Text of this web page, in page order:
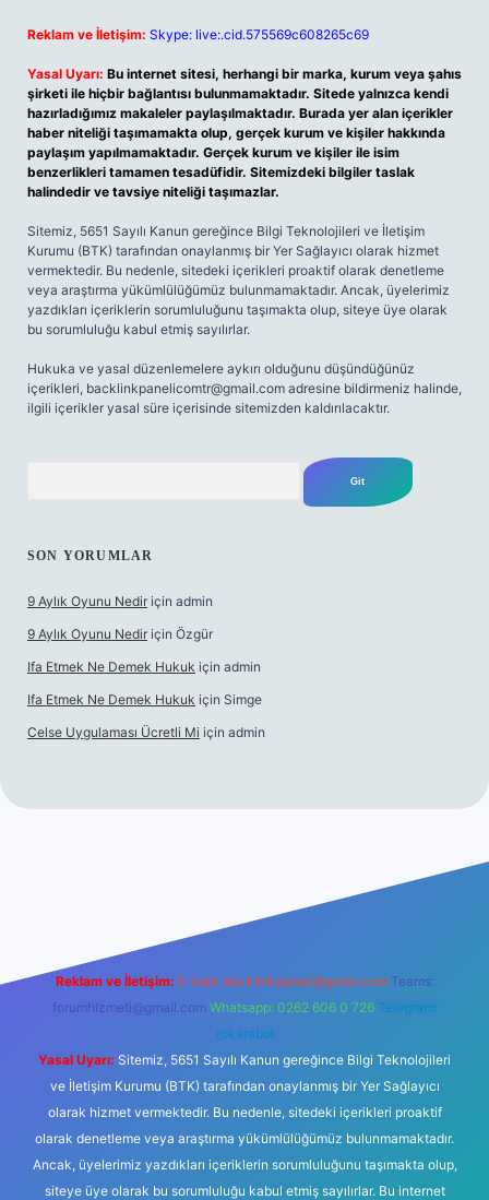
Reklam ve İletişim: Skype: live:.cid.575569c608265c69
Yasal Uyarı: Bu internet sitesi, herhangi bir marka, kurum veya şahıs
şirketi ile hiçbir bağlantısı bulunmamaktadır. Sitede yalnızca kendi
hazırladığımız makaleler paylaşılmaktadır. Burada yer alan içerikler
haber niteliği taşımamakta olup, gerçek kurum ve kişiler hakkında
paylaşım yapılmamaktadır. Gerçek kurum ve kişiler ile isim
benzerlikleri tamamen tesadüfidir. Sitemizdeki bilgiler taslak
halindedir ve tavsiye niteliği taşımazlar.
Sitemiz, 5651 Sayılı Kanun gereğince Bilgi Teknolojileri ve İletişim
Kurumu (BTK) tarafından onaylanmış bir Yer Sağlayıcı olarak hizmet
vermektedir. Bu nedenle, sitedeki içerikleri proaktif olarak denetleme
veya araştırma yükümlülüğümüz bulunmamaktadır. Ancak, üyelerimiz
yazdıkları içeriklerin sorumluluğunu taşımakta olup, siteye üye olarak
bu sorumluluğu kabul etmiş sayılırlar.
Hukuka ve yasal düzenlemelere aykırı olduğunu düşündüğünüz
içerikleri, backlinkpanelicomtr@gmail.com adresine bildirmeniz halinde,
ilgili içerikler yasal süre içerisinde sitemizden kaldırılacaktır.
SON YORUMLAR
9 Aylık Oyunu Nedir için admin
9 Aylık Oyunu Nedir için Özgür
Ifa Etmek Ne Demek Hukuk için admin
Ifa Etmek Ne Demek Hukuk için Simge
Celse Uygulaması Ücretli Mi için admin
Reklam ve İletişim: E-mail: backlinkpaneli@gmail.com Teams:
forumhizmeti@gmail.com Whatsapp: 0262 606 0 726 Telegram:
@karabul
Yasal Uyarı: Sitemiz, 5651 Sayılı Kanun gereğince Bilgi Teknolojileri
ve İletişim Kurumu (BTK) tarafından onaylanmış bir Yer Sağlayıcı
olarak hizmet vermektedir. Bu nedenle, sitedeki içerikleri proaktif
olarak denetleme veya araştırma yükümlülüğümüz bulunmamaktadır.
Ancak, üyelerimiz yazdıkları içeriklerin sorumluluğunu taşımakta olup,
siteye üye olarak bu sorumluluğu kabul etmiş sayılırlar. Bu internet